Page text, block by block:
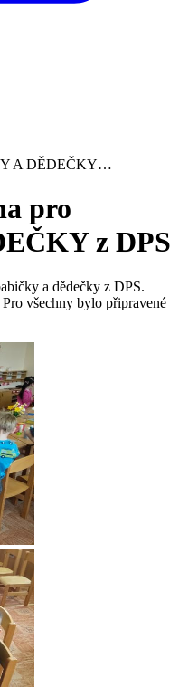
A DĚDEČKY…
pro
z DPS
a dědečky z DPS.
všechny bylo připravené